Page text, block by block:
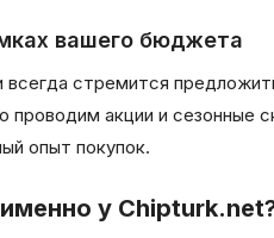
вашего бюджета
стремится
акции и сезонные
опыт покупок.
у